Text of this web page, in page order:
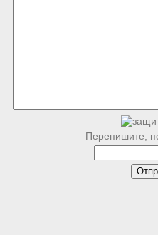
Перепишите,